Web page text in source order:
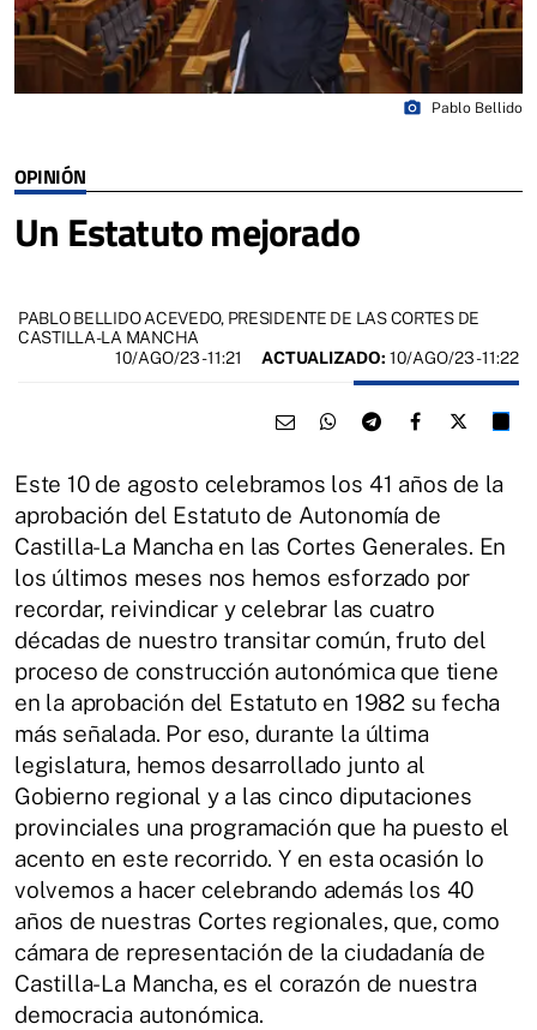
OPINIÓN
Un Estatuto mejorado
photo_camera Pablo Bellido
PABLO BELLIDO ACEVEDO, PRESIDENTE DE LAS CORTES DE
CASTILLA-LA MANCHA
10/AGO/23- 11:21 ACTUALIZADO: 10/AGO/23 - 11:22
Este 10 de agosto celebramos los 41 años de la
aprobación del Estatuto de Autonomía de
Castilla-La Mancha en las Cortes Generales. En
los últimos meses nos hemos esforzado por
recordar, reivindicar y celebrar las cuatro
décadas de nuestro transitar común, fruto del
proceso de construcción autonómica que tiene
en la aprobación del Estatuto en 1982 su fecha
más señalada. Por eso, durante la última
legislatura, hemos desarrollado junto al
Gobierno regional y a las cinco diputaciones
provinciales una programación que ha puesto el
acento en este recorrido. Y en esta ocasión lo
volvemos a hacer celebrando además los 40
años de nuestras Cortes regionales, que, como
cámara de representación de la ciudadanía de
Castilla-La Mancha, es el corazón de nuestra
democracia autonómica.